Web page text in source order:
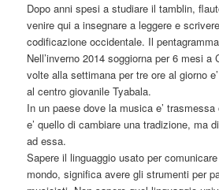
Dopo anni spesi a studiare il tamblin,
venire qui a insegnare a leggere e
codificazione occidentale. Il
Nell’inverno 2014 soggiorna per 6 mesi a
volte alla settimana per tre ore al giorno
al centro giovanile Tyabala.
In un paese dove la musica e’
e’ quello di cambiare una tradizione, ma
ad essa.
Sapere il linguaggio usato per
mondo, significa avere gli strumenti per